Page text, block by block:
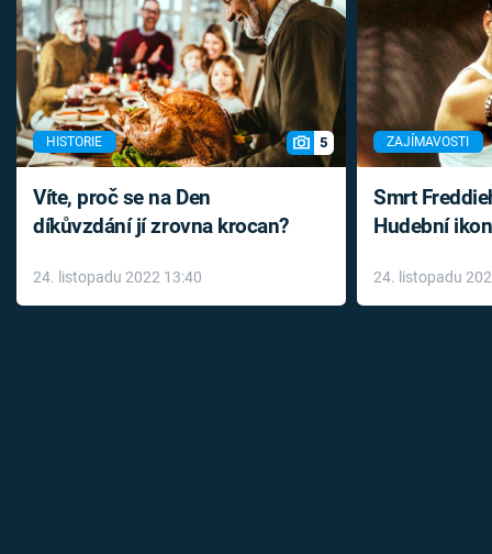
HISTORIE 5
Víte, proč se na Den
díkůvzdání jí zrovna krocan?
24. listopadu 2022 13:40
ZAJÍMAVOSTI
Smrt
Hudební
léky
24. listopadu